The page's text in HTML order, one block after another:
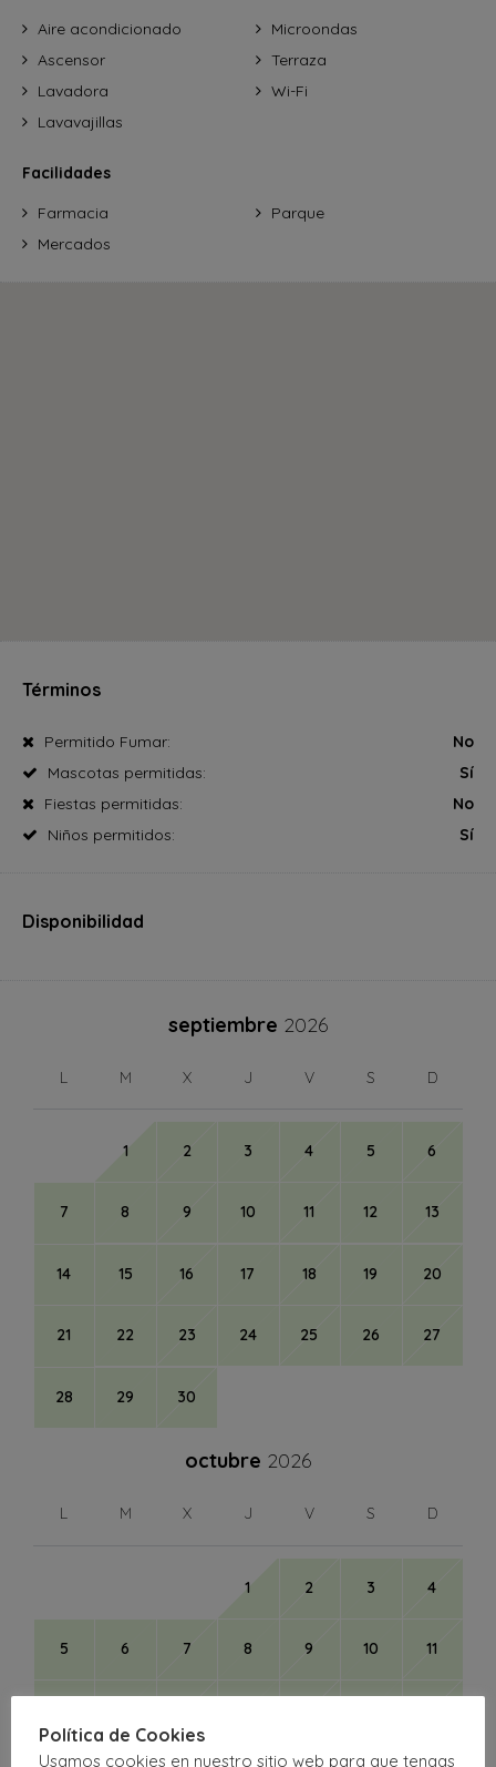
Aire acondicionado
Ascensor
Lavadora
Lavavajillas
Microondas
Terraza
Wi-Fi
Facilidades
Farmacia
Mercados
Parque
Términos
Permitido Fumar:
No
Mascotas permitidas:
Sí
Fiestas permitidas:
No
Niños permitidos:
Sí
Disponibilidad
septiembre 2026
L M X J V S D
1 2 3 4 5 6
7 8 9 10 11 12 13
14 15 16 17 18 19 20
21 22 23 24 25 26 27
28 29 30
octubre 2026
L M X J V S D
1 2 3 4
5 6 7 8 9 10 11
Política de Cookies
Usamos cookies en nuestro sitio web para que tengas